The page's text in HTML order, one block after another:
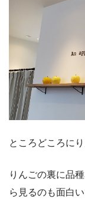
ところどころに
りんごの裏に品
ら見るのも面白い